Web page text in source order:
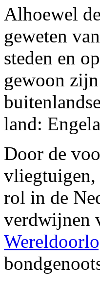
Alhoewel
geweten
steden en
gewoon
land:
Door de
vliegtuigen,
rol in de
verdwijnen